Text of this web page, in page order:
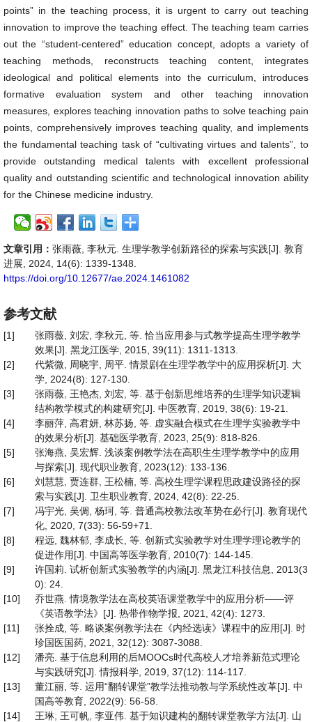
points” in the teaching process, it is urgent to carry out teaching
innovation to improve the teaching effect. The teaching team carries
out the “student-centered” education concept, adopts a variety of
teaching methods, reconstructs teaching content, integrates
ideological and political elements into the curriculum, introduces
formative evaluation system and other teaching innovation
measures, explores teaching innovation paths to solve teaching pain
points, comprehensively improves teaching quality, and implements
the fundamental teaching task of “cultivating virtues and talents”, to
provide outstanding medical talents with excellent professional
quality and outstanding scientific and technological innovation ability
for the Chinese medicine industry.
文章引用： 张雨薇, 李秋元. 生理学教学创新路径的探索与实践[J]. 教育
进展, 2024, 14(6): 1339-1348.
https://doi.org/10.12677/ae.2024.1461082
参考文献
[1]
张雨薇, 刘宏, 李秋元, 等. 恰当应用参与式教学提高生理学教学
效果[J]. 黑龙江医学, 2015, 39(11): 1311-1313.
[2]
代紫微, 周晓宇, 周平. 情景剧在生理学教学中的应用探析[J]. 大
学, 2024(8): 127-130.
[3]
张雨薇, 王艳杰, 刘宏, 等. 基于创新思维培养的生理学知识逻辑
结构教学模式的构建研究[J]. 中医教育, 2019, 38(6): 19-21.
[4]
李丽萍, 高君妍, 林苏扬, 等. 虚实融合模式在生理学实验教学中
的效果分析[J]. 基础医学教育, 2023, 25(9): 818-826.
[5]
张海燕, 吴宏辉. 浅谈案例教学法在高职生生理学教学中的应用
与探索[J]. 现代职业教育, 2023(12): 133-136.
[6]
刘慧慧, 贾连群, 王松楠, 等. 高校生理学课程思政建设路径的探
索与实践[J]. 卫生职业教育, 2024, 42(8): 22-25.
[7]
冯宇光, 吴倜, 杨珂, 等. 普通高校教法改革势在必行[J]. 教育现代
化, 2020, 7(33): 56-59+71.
[8]
程远, 魏林郁, 李成长, 等. 创新式实验教学对生理学理论教学的
促进作用[J]. 中国高等医学教育, 2010(7): 144-145.
[9]
许国莉. 试析创新式实验教学的内涵[J]. 黑龙江科技信息, 2013(3
0): 24.
[10]
乔世燕. 情境教学法在高校英语课堂教学中的应用分析——评
《英语教学法》[J]. 热带作物学报, 2021, 42(4): 1273.
[11]
张拴成, 等. 略谈案例教学法在《内经选读》课程中的应用[J]. 时
珍国医国药, 2021, 32(12): 3087-3088.
[12]
潘亮. 基于信息利用的后MOOCs时代高校人才培养新范式理论
与实践研究[J]. 情报科学, 2019, 37(12): 114-117.
[13]
董江丽, 等. 运用“翻转课堂”教学法推动教与学系统性改革[J]. 中
国高等教育, 2022(9): 56-58.
[14]
王琳, 王可帆, 李亚伟. 基于知识建构的翻转课堂教学方法[J]. 山